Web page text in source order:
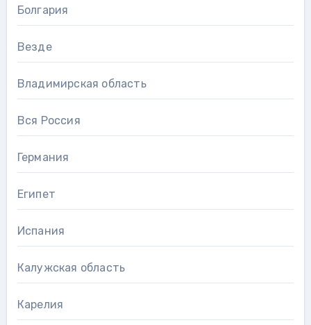
Болгария
Везде
Владимирская область
Вся Россия
Германия
Египет
Испания
Калужская область
Карелия